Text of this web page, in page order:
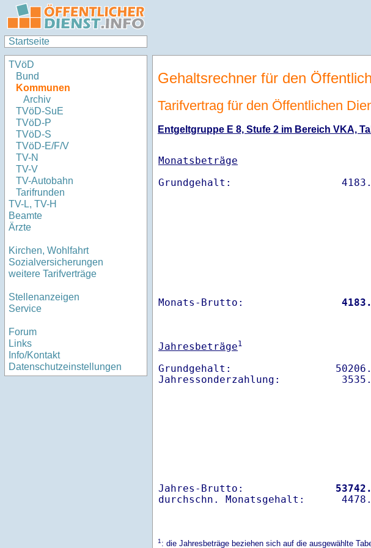
Startseite
TVöD
Bund
Kommunen
Archiv
TVöD-SuE
TVöD-P
TVöD-S
TVöD-E/F/V
TV-N
TV-V
TV-Autobahn
Tarifrunden
TV-L, TV-H
Beamte
Ärzte
Kirchen, Wohlfahrt
Sozialversicherungen
weitere Tarifverträge
Stellenanzeigen
Service
Forum
Links
Info/Kontakt
Datenschutzeinstellungen
Gehaltsrechner für den
Tarifvertrag für den Öffentlichen
Entgeltgruppe E 8, Stufe 2 im Bereich VKA,
Monatsbeträge
Monats-Brutto:
Jahresbeträge1
Grundgehalt:
Jahres-Brutto:
1: die Jahresbeträge beziehen sich auf die ausgewählte